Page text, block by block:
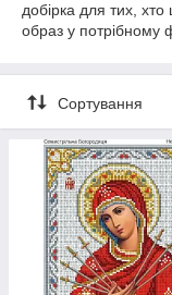
добірка для тих, хто
образ у потрібному
Сортування